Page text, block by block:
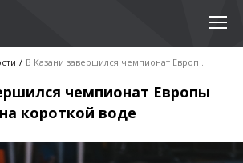
В Казани завершился чемпионат Европы по плаванию на короткой воде
чемпионат Европы
короткой воде